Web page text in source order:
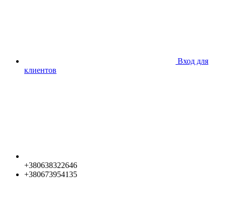
Вход для
клиентов
+380638322646
+380673954135